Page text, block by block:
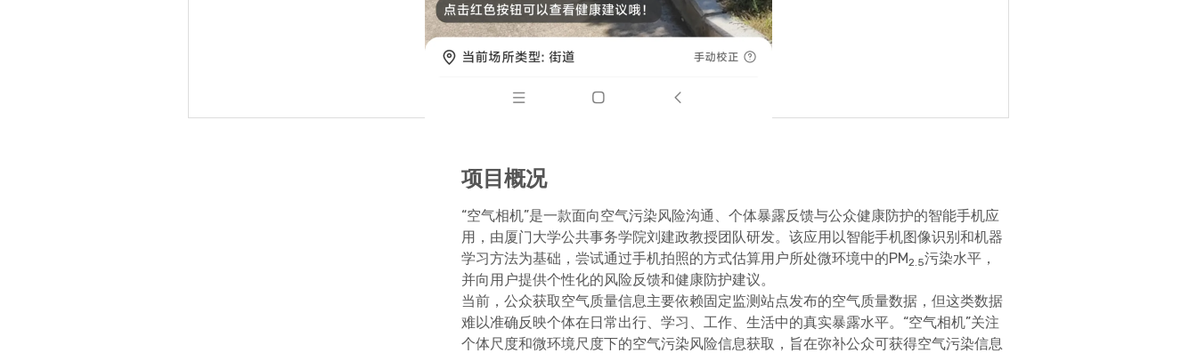
项目概况
“空气相机”是一款面向空气污染风险沟通、个体暴露反馈与公众健康防护的智能手机应
用，由厦门大学公共事务学院刘建政教授团队研发。该应用以智能手机图像识别和机器
学习方法为基础，尝试通过手机拍照的方式估算用户所处微环境中的PM2.5污染水平，
并向用户提供个性化的风险反馈和健康防护建议。
当前，公众获取空气质量信息主要依赖固定监测站点发布的空气质量数据，但这类数据
难以准确反映个体在日常出行、学习、工作、生活中的真实暴露水平。“空气相机”关注
个体尺度和微环境尺度下的空气污染风险信息获取，旨在弥补公众可获得空气污染信息